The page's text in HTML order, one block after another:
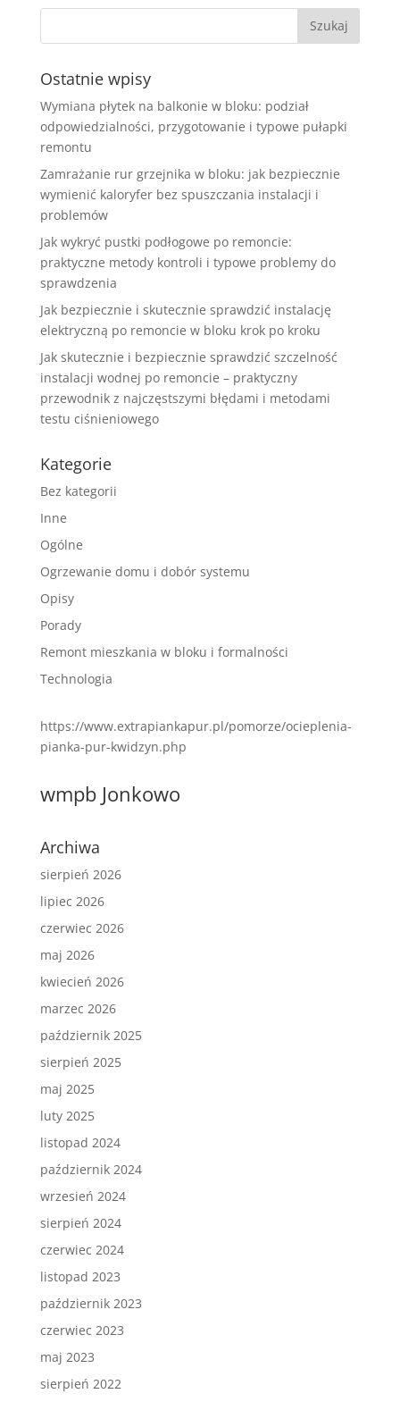
Ostatnie wpisy
Wymiana płytek na balkonie w bloku: podział
odpowiedzialności, przygotowanie i typowe pułapki
remontu
Zamrażanie rur grzejnika w bloku: jak bezpiecznie
wymienić kaloryfer bez spuszczania instalacji i
problemów
Jak wykryć pustki podłogowe po remoncie:
praktyczne metody kontroli i typowe problemy do
sprawdzenia
Jak bezpiecznie i skutecznie sprawdzić instalację
elektryczną po remoncie w bloku krok po kroku
Jak skutecznie i bezpiecznie sprawdzić szczelność
instalacji wodnej po remoncie – praktyczny
przewodnik z najczęstszymi błędami i metodami
testu ciśnieniowego
Kategorie
Bez kategorii
Inne
Ogólne
Ogrzewanie domu i dobór systemu
Opisy
Porady
Remont mieszkania w bloku i formalności
Technologia
https://www.extrapiankapur.pl/pomorze/ocieplenia-
pianka-pur-kwidzyn.php
wmpb Jonkowo
Archiwa
sierpień 2026
lipiec 2026
czerwiec 2026
maj 2026
kwiecień 2026
marzec 2026
październik 2025
sierpień 2025
maj 2025
luty 2025
listopad 2024
październik 2024
wrzesień 2024
sierpień 2024
czerwiec 2024
listopad 2023
październik 2023
czerwiec 2023
maj 2023
sierpień 2022